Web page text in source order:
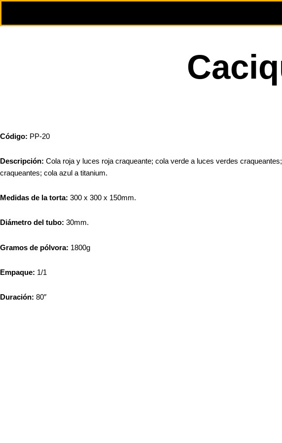
Código: PP-20
Descripción: Cola roja y luces roja craqueante; cola verde a luces verdes
craqueantes; cola azul a titanium.
Medidas de la torta: 300 x 300 x 150mm.
Diámetro del tubo: 30mm.
Gramos de pólvora: 1800g
Empaque: 1/1
Duración: 80″